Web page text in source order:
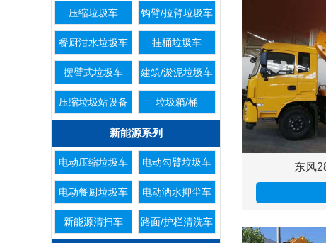
压缩垃圾车 钩臂/拉臂垃圾车
餐厨泔水垃圾车 挂桶垃圾车
摆臂式垃圾车 建筑/淤泥垃圾车
压缩垃圾站设备 垃圾箱/桶
新能源系列
电动压缩垃圾车 电动勾臂垃圾车
电动餐厨垃圾车 电动洒水抑尘车
新能源清扫车 路面/护栏清洗车
东风